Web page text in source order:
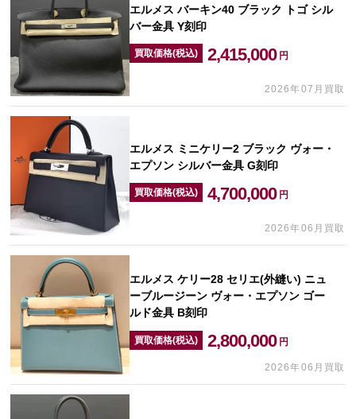
エルメス バーキン40 ブラック トゴ シル
バー金具 Y刻印
買取価格(税込) 2,415,000 円
2026年07月買取
エルメス ミニケリー2 ブラック ヴォー・
エプソン シルバー金具 G刻印
買取価格(税込) 4,700,000 円
2026年06月買取
エルメス ケリー28 セリエ(外縫い) ニュ
ーブルージーン ヴォー・エプソン ゴー
ルド金具 B刻印
買取価格(税込) 2,800,000 円
2026年06月買取